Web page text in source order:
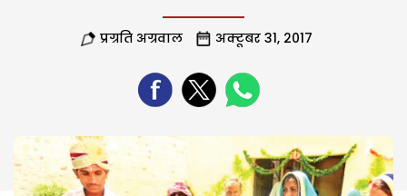
प्रग्रति अग्रवाल अक्टूबर 31, 2017